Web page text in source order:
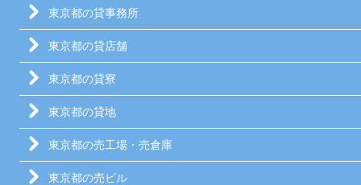
東京都の貸事務所
東京都の貸店舗
東京都の貸寮
東京都の貸地
東京都の売工場・売倉庫
東京都の売ビル